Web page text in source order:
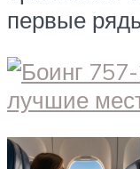
первые